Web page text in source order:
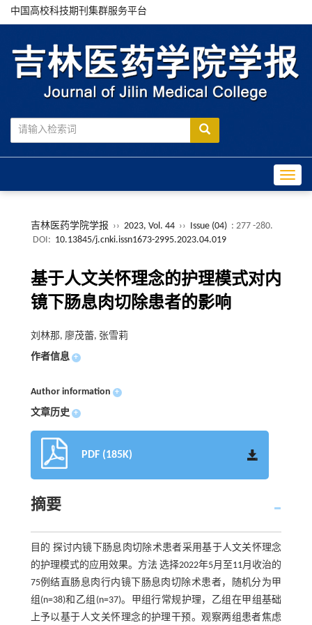
中国高校科技期刊集群服务平台
吉林医药学院学报 ›› 2023, Vol. 44 ›› Issue (04) : 277 -280.
DOI: 10.13845/j.cnki.issn1673-2995.2023.04.019
基于人文关怀理念的护理模式对内
镜下肠息肉切除患者的影响
刘林那, 廖茂蕾, 张雪莉
作者信息 +
Author information +
文章历史 +
PDF (185K)
摘要
目的 探讨内镜下肠息肉切除术患者采用基于人文关怀理念
的护理模式的应用效果。方法 选择2022年5月至11月收治的
75例结直肠息肉行内镜下肠息肉切除术患者，随机分为甲
组(n=38)和乙组(n=37)。甲组行常规护理，乙组在甲组基础
上予以基于人文关怀理念的护理干预。观察两组患者焦虑